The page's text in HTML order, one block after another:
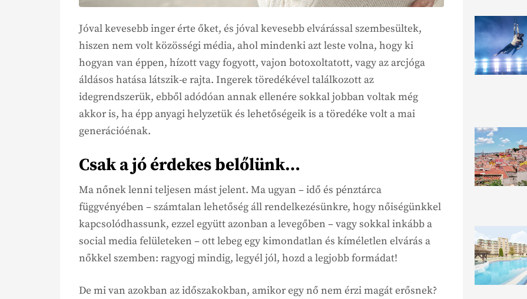
Jóval kevesebb inger érte őket, és jóval kevesebb elvárással szembesültek,
hiszen nem volt közösségi média, ahol mindenki azt leste volna, hogy ki
hogyan van éppen, hízott vagy fogyott, vajon botoxoltatott, vagy az arcjóga
áldásos hatása látszik-e rajta. Ingerek töredékével találkozott az
idegrendszerük, ebből adódóan annak ellenére sokkal jobban voltak még
akkor is, ha épp anyagi helyzetük és lehetőségeik is a töredéke volt a mai
generációénak.
Csak a jó érdekes belőlünk…
Ma nőnek lenni teljesen mást jelent. Ma ugyan – idő és pénztárca
függvényében – számtalan lehetőség áll rendelkezésünkre, hogy nőiségünkkel
kapcsolódhassunk, ezzel együtt azonban a levegőben – vagy sokkal inkább a
social media felületeken – ott lebeg egy kimondatlan és kíméletlen elvárás a
nőkkel szemben: ragyogj mindig, legyél jól, hozd a legjobb formádat!
De mi van azokban az időszakokban, amikor egy nő nem érzi magát erősnek?